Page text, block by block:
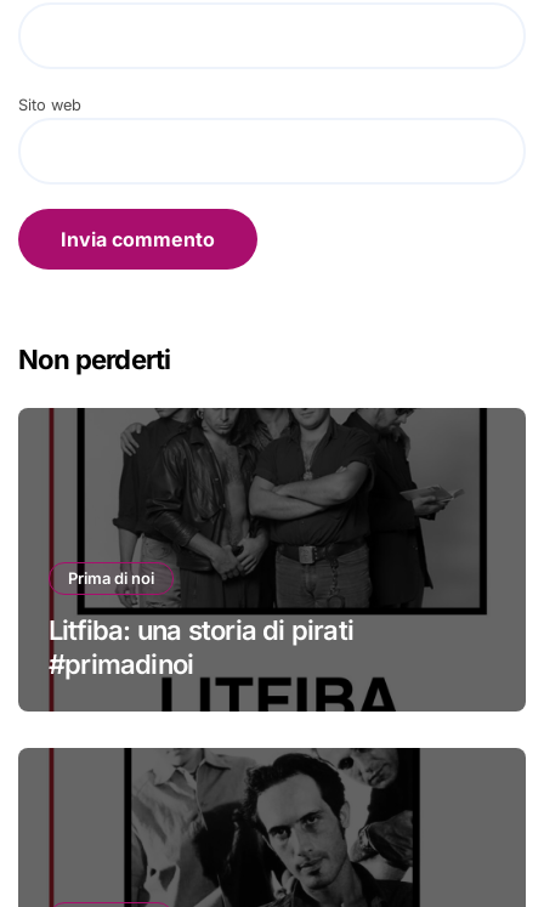
Sito web
Non perderti
Prima di noi
Litfiba: una storia di pirati
#primadinoi